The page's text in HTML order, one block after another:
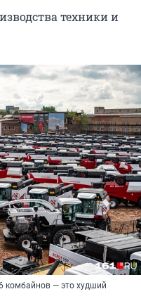
техники и
комбайнов — это худший